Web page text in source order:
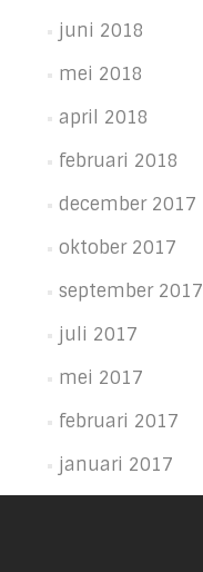
juni 2018
mei 2018
april 2018
februari 2018
december 2017
oktober 2017
september 2017
juli 2017
mei 2017
februari 2017
januari 2017